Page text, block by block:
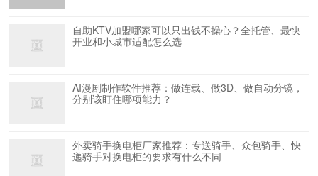
自助KTV加盟哪家可以只出钱不操心？全托管、最快
开业和小城市适配怎么选
AI漫剧制作软件推荐：做连载、做3D、做自动分镜，
分别该盯住哪项能力？
外卖骑手换电柜厂家推荐：专送骑手、众包骑手、快
递骑手对换电柜的要求有什么不同